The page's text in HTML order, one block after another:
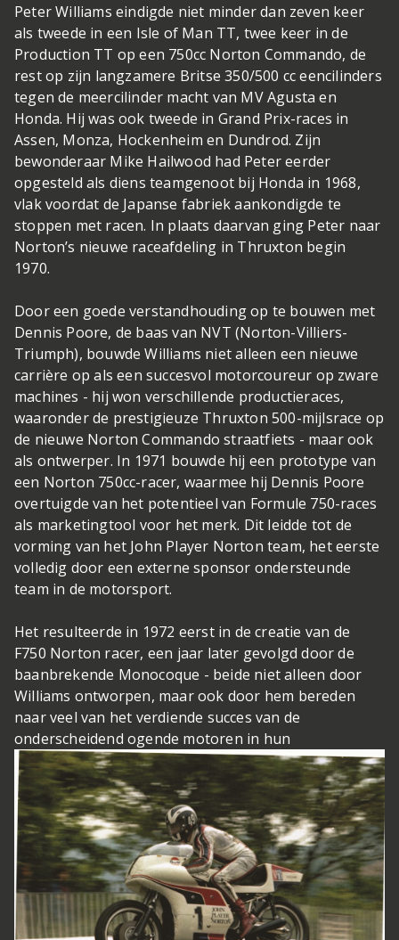
Peter Williams eindigde niet minder dan zeven keer
als tweede in een Isle of Man TT, twee keer in de
Production TT op een 750cc Norton Commando, de
rest op zijn langzamere Britse 350/500 cc eencilinders
tegen de meercilinder macht van MV Agusta en
Honda. Hij was ook tweede in Grand Prix-races in
Assen, Monza, Hockenheim en Dundrod. Zijn
bewonderaar Mike Hailwood had Peter eerder
opgesteld als diens teamgenoot bij Honda in 1968,
vlak voordat de Japanse fabriek aankondigde te
stoppen met racen. In plaats daarvan ging Peter naar
Norton’s nieuwe raceafdeling in Thruxton begin
1970.
Door een goede verstandhouding op te bouwen met
Dennis Poore, de baas van NVT (Norton-Villiers-
Triumph), bouwde Williams niet alleen een nieuwe
carrière op als een succesvol motorcoureur op zware
machines - hij won verschillende productieraces,
waaronder de prestigieuze Thruxton 500-mijlsrace op
de nieuwe Norton Commando straatfiets - maar ook
als ontwerper. In 1971 bouwde hij een prototype van
een Norton 750cc-racer, waarmee hij Dennis Poore
overtuigde van het potentieel van Formule 750-races
als marketingtool voor het merk. Dit leidde tot de
vorming van het John Player Norton team, het eerste
volledig door een externe sponsor ondersteunde
team in de motorsport.
Het resulteerde in 1972 eerst in de creatie van de
F750 Norton racer, een jaar later gevolgd door de
baanbrekende Monocoque - beide niet alleen door
Williams ontworpen, maar ook door hem bereden
naar veel van het verdiende succes van de
onderscheidend ogende motoren in hun